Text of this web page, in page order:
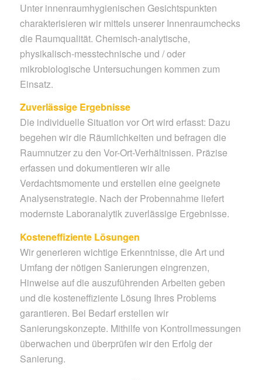
Unter innenraumhygienischen Gesichtspunkten
charakterisieren wir mittels unserer Innenraumchecks
die Raumqualität. Chemisch-analytische,
physikalisch-messtechnische und / oder
mikrobiologische Untersuchungen kommen zum
Einsatz.
Zuverlässige Ergebnisse
Die individuelle Situation vor Ort wird erfasst: Dazu
begehen wir die Räumlichkeiten und befragen die
Raumnutzer zu den Vor-Ort-Verhältnissen. Präzise
erfassen und dokumentieren wir alle
Verdachtsmomente und erstellen eine geeignete
Analysenstrategie. Nach der Probennahme liefert
modernste Laboranalytik zuverlässige Ergebnisse.
Kosteneffiziente Lösungen
Wir generieren wichtige Erkenntnisse, die Art und
Umfang der nötigen Sanierungen eingrenzen,
Hinweise auf die auszuführenden Arbeiten geben
und die kosteneffiziente Lösung Ihres Problems
garantieren. Bei Bedarf erstellen wir
Sanierungskonzepte. Mithilfe von Kontrollmessungen
überwachen und überprüfen wir den Erfolg der
Sanierung.